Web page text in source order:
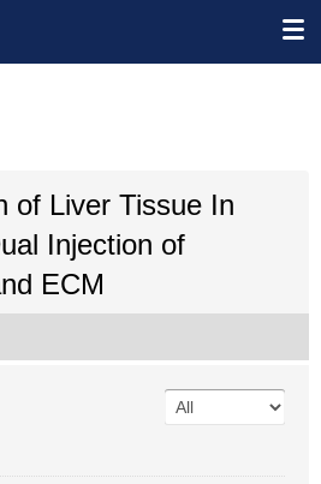
of Liver Tissue In
Injection of
ECM